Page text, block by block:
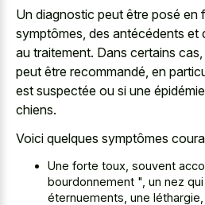
Un diagnostic peut être posé en
symptômes, des antécédents et
au traitement. Dans certains
peut être recommandé, en
est suspectée ou si une
chiens.
Voici quelques symptômes
Une forte toux, souvent
bourdonnement ", un nez
éternuements, une